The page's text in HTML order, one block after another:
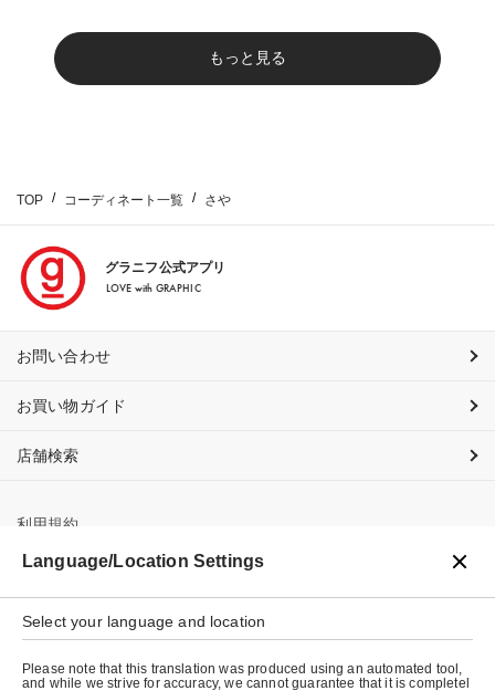
もっと見る
TOP コーディネート一覧 さや
グラニフ公式アプリ
LOVE with GRAPHIC
お問い合わせ
お買い物ガイド
店舗検索
利用規約
プライバシーポリシー
特定商取引法に基づく表示
会社概要
Language/Location Settings
Select your language and location
Please note that this translation was produced using an automated tool,
and while we strive for accuracy, we cannot guarantee that it is completel